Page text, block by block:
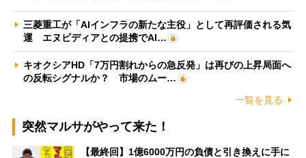
三菱重工が「AIインフラの新たな主役」として再評価される気
運 エヌビディアとの提携でAI…
キオクシアHD「7万円割れからの急反発」は再びの上昇局面へ
の反転シグナルか？ 市場のムー…
一覧を見る
突然マルサがやって来た！
【最終回】1億6000万円の負債と引き換えに手に